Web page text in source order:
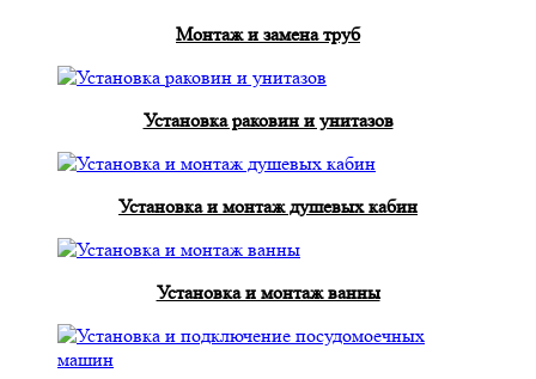
Монтаж и замена труб
Установка раковин и унитазов
Установка и монтаж душевых кабин
Установка и монтаж ванны